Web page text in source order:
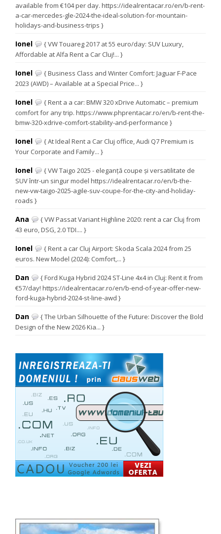
available from €104 per day. https://idealrentacar.ro/en/b-rent-
a-car-mercedes-gle-2024-the-ideal-solution-for-mountain-
holidays-and-business-trips }
Ionel
{ VW Touareg 2017 at 55 euro/day: SUV Luxury,
Affordable at Alfa Rent a Car Cluj!... }
Ionel
{ Business Class and Winter Comfort: Jaguar F-Pace
2023 (AWD) – Available at a Special Price... }
Ionel
{ Rent a a car: BMW 320 xDrive Automatic – premium
comfort for any trip. https://www.phprentacar.ro/en/b-rent-the-
bmw-320-xdrive-comfort-stability-and-performance }
Ionel
{ At Ideal Rent a Car Cluj office, Audi Q7 Premium is
Your Corporate and Family... }
Ionel
{ VW Taigo 2025 - eleganță coupe și versatilitate de
SUV într-un singur model https://idealrentacar.ro/en/b-the-
new-vw-taigo-2025-agile-suv-coupe-for-the-city-and-holiday-
roads }
Ana
{ VW Passat Variant Highline 2020: rent a car Cluj from
43 euro, DSG, 2.0 TDI.... }
Ionel
{ Rent a car Cluj Airport: Skoda Scala 2024 from 25
euros. New Model (2024): Comfort,... }
Dan
{ Ford Kuga Hybrid 2024 ST-Line 4x4 in Cluj: Rent it from
€57/day! https://idealrentacar.ro/en/b-end-of-year-offer-new-
ford-kuga-hybrid-2024-st-line-awd }
Dan
{ The Urban Silhouette of the Future: Discover the Bold
Design of the New 2026 Kia... }